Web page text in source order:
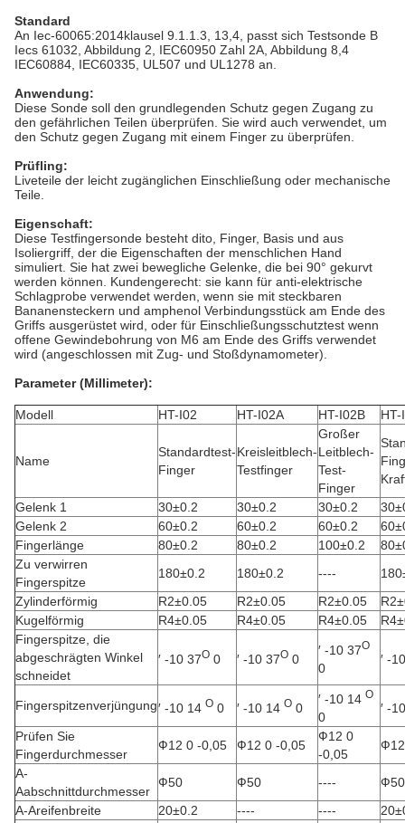
Standard
An Iec-60065:2014klausel 9.1.1.3, 13,4, passt sich Testsonde B
Iecs 61032, Abbildung 2, IEC60950 Zahl 2A, Abbildung 8,4
IEC60884, IEC60335, UL507 und UL1278 an.
Anwendung:
Diese Sonde soll den grundlegenden Schutz gegen Zugang zu
den gefährlichen Teilen überprüfen. Sie wird auch verwendet, um
den Schutz gegen Zugang mit einem Finger zu überprüfen.
Prüfling:
Liveteile der leicht zugänglichen Einschließung oder mechanische
Teile.
Eigenschaft:
Diese Testfingersonde besteht dito, Finger, Basis und aus
Isoliergriff, der die Eigenschaften der menschlichen Hand
simuliert. Sie hat zwei bewegliche Gelenke, die bei 90° gekurvt
werden können. Kundengerecht: sie kann für anti-elektrische
Schlagprobe verwendet werden, wenn sie mit steckbaren
Bananensteckern und amphenol Verbindungsstück am Ende des
Griffs ausgerüstet wird, oder für Einschließungsschutztest wenn
offene Gewindebohrung von M6 am Ende des Griffs verwendet
wird (angeschlossen mit Zug- und Stoßdynamometer).
Parameter (Millimeter):
Modell HT-I02 HT-I02A HT-I02B HT-
Name
Standardtest-
Finger
Kreisleitblech-
Testfinger
Großer
Leitblech-
Test-
Finger
Gelenk 1
30±0.2 30±0.2 30±0.2
Gelenk 2
60±0.2 60±0.2 60±0.2
Fingerlänge
80±0.2 80±0.2 100±0.2
Zu verwirren
Fingerspitze
180±0.2 180±0.2 ----
Zylinderförmig
R2±0.05 R2±0.05 R2±0.05
Kugelförmig
R4±0.05 R4±0.05 R4±0.05
Fingerspitze, die
abgeschrägten Winkel
schneidet
′ -10 37O 0 ′ -10 37O 0
′ -10 37O
0
′ -
Fingerspitzenverjüngung′ -10 14 O 0 ′ -10 14 O 0
′ -10 14 O
0
′ -
Prüfen Sie
Fingerdurchmesser
Ф12 0 -0,05 Ф12 0 -0,05
Ф12 0
-0,05
A-
Aabschnittdurchmesser
Ф50 Ф50 ----
Ф50
A-Areifenbreite
20±0.2 ---- ----